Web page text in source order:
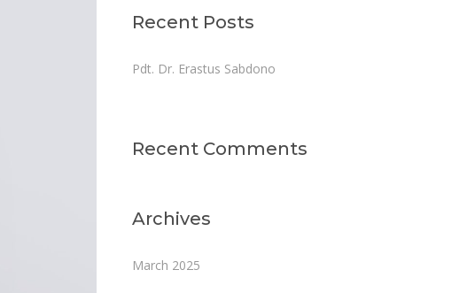
Recent Posts
Pdt. Dr. Erastus Sabdono
Recent Comments
Archives
March 2025